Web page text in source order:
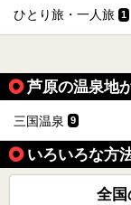
ひとり旅・一人旅 1
芦原の温泉地
三国温泉 9
いろいろな方
全国